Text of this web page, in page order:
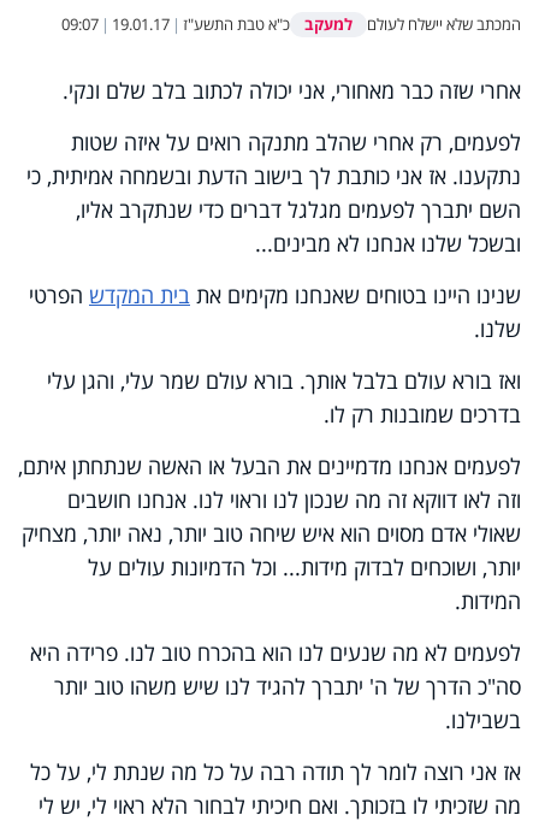
המכתב שלא יישלח לעולם למעקב כ"א טבת התשע"ז |
19.01.17
|
09:07
אחרי שזה כבר מאחורי, אני יכולה לכתוב בלב שלם ונקי.
לפעמים, רק אחרי שהלב מתנקה רואים על איזה שטות
נתקענו. אז אני כותבת לך בישוב הדעת ובשמחה אמיתית, כי
השם יתברך לפעמים מגלגל דברים כדי שנתקרב אליו,
ובשכל שלנו אנחנו לא מבינים...
שנינו היינו בטוחים שאנחנו מקימים את בית המקדש הפרטי
שלנו.
ואז בורא עולם בלבל אותך. בורא עולם שמר עלי, והגן עלי
בדרכים שמובנות רק לו.
לפעמים אנחנו מדמיינים את הבעל או האשה שנתחתן איתם,
וזה לאו דווקא זה מה שנכון לנו וראוי לנו. אנחנו חושבים
שאולי אדם מסוים הוא איש שיחה טוב יותר, נאה יותר, מצחיק
יותר, ושוכחים לבדוק מידות... וכל הדמיונות עולים על
המידות.
לפעמים לא מה שנעים לנו הוא בהכרח טוב לנו. פרידה היא
סה"כ הדרך של ה' יתברך להגיד לנו שיש משהו טוב יותר
בשבילנו.
אז אני רוצה לומר לך תודה רבה על כל מה שנתת לי, על כל
מה שזכיתי לו בזכותך. ואם חיכיתי לבחור הלא ראוי לי, יש לי